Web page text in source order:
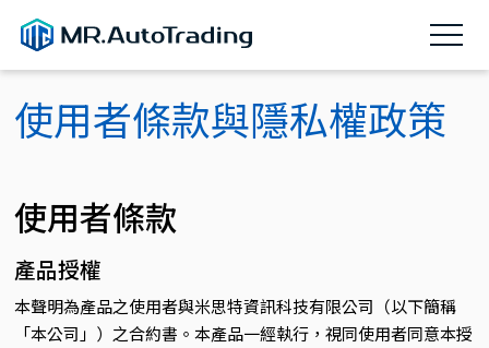
期貨程式交易整合平台
使用者條款與隱私權政策
使用者條款
產品授權
本聲明為產品之使用者與米思特資訊科技有限公司（以下簡稱
「本公司」）之合約書。本產品一經執行，視同使用者同意本授